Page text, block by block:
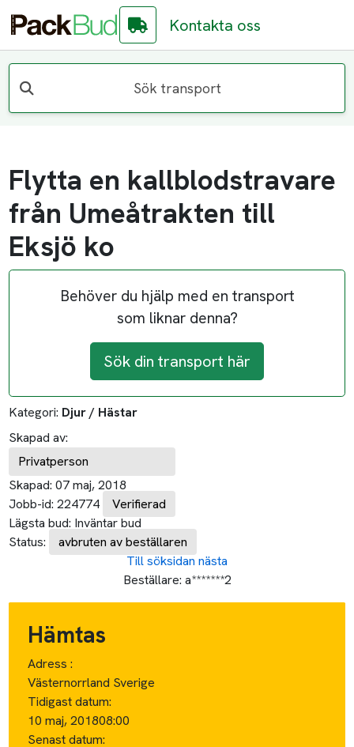
Kontakta oss
Sök transport
Flytta en kallblodstravare
från Umeåtrakten till
Eksjö ko
Behöver du hjälp med en transport
som liknar denna?
Sök din transport här
Kategori: Djur / Hästar
Skapad av:
Privatperson
Skapad: 07 maj, 2018
Jobb-id: 224774
Verifierad
Lägsta bud: Inväntar bud
Status:
avbruten av beställaren
Till söksidan nästa
Beställare: a*******2
Hämtas
Adress :
Västernorrland Sverige
Tidigast datum:
10 maj, 201808:00
Senast datum: